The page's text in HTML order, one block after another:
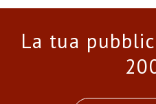
La tua